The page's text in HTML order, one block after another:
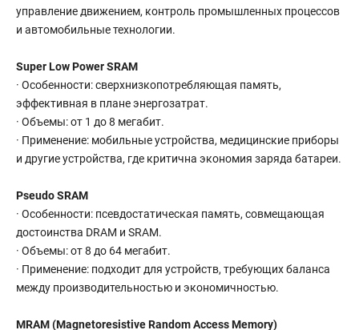
управление движением, контроль промышленных процессов
и автомобильные технологии.
Super Low Power SRAM
· Особенности: сверхнизкопотребляющая память,
эффективная в плане энергозатрат.
· Объемы: от 1 до 8 мегабит.
· Применение: мобильные устройства, медицинские приборы
и другие устройства, где критична экономия заряда батареи.
Pseudo SRAM
· Особенности: псевдостатическая память, совмещающая
достоинства DRAM и SRAM.
· Объемы: от 8 до 64 мегабит.
· Применение: подходит для устройств, требующих баланса
между производительностью и экономичностью.
MRAM (Magnetoresistive Random Access Memory)